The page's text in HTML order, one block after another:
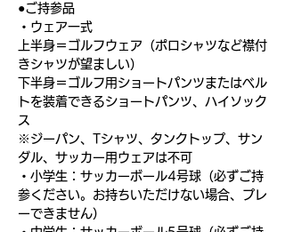
●ご持参品
・ウェア一式
上半身＝ゴルフウェア（ポロシャツなど襟付
きシャツが望ましい）
下半身＝ゴルフ用ショートパンツまたはベル
トを装着できるショートパンツ、ハイソック
ス
※ジーパン、Tシャツ、タンクトップ、サン
ダル、サッカー用ウェアは不可
・小学生：サッカーボール4号球（必ずご持
参ください。お持ちいただけない場合、プレ
ーできません）